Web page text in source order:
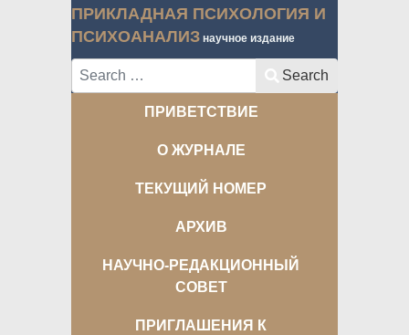
ПРИКЛАДНАЯ ПСИХОЛОГИЯ И
ПСИХОАНАЛИЗ научное издание
Search Search
ПРИВЕТСТВИЕ
О ЖУРНАЛЕ
ТЕКУЩИЙ НОМЕР
АРХИВ
НАУЧНО-РЕДАКЦИОННЫЙ
СОВЕТ
ПРИГЛАШЕНИЯ К